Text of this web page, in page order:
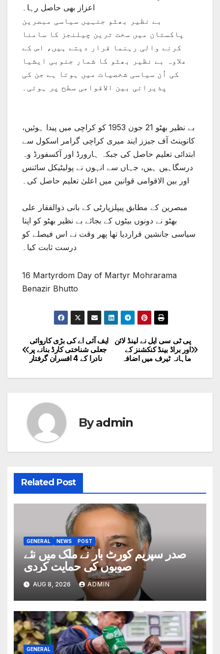
اعزاز بھی حاصل رہا۔
بے نظیر بھٹو جنہیں سیاسی مبصرین
پاکستان میں سخت ترین چیلنجز کا سامنا
کرنے والی رہنما قرار دیتے ہیں، اس کے
علاوہ بے نظیر بھٹو کا شمار جنوبی ایشیا
کی اُن سیاسی شخصیات میں ہوتا ہے جن کی
پذیرائی بین الاقوامی سطح پر ہوئی۔
بے نظیر بھٹو 21 جون 1953 کو کراچی میں پیدا ہوئیں،
کانوینٹ آف جیزز ایند میری کراچی گرامر اسکول سے
ابتدائی تعلیم حاصل کی جبکہ ہارورڈ اور آکسفورڈ وہ
درسگاہیں ہیں، جہاں سے انہوں نے پولیٹیکل سائنس
اور بین الاقوامی قوانین میں اعلیٰ تعلیم حاصل کی۔
مبصرین کے مطابق پیپلزپارٹی کے بانی ذوالفقار علی
بھٹو نے دونوں بیٹوں کے بجائے بے نظیر بھٹو کو اپنا
سیاسی جانشین قراردیا تھا پھر وقت نے اس فیصلے کو
درست ثابت کیا۔
16 Martyrdom Day of Martyr Mohrarama
Benazir Bhutto
Post
navigation
پی ٹی سی ایل نے لینڈ لائن
اور براڈ بینڈ کنکشنز کے
ماہانہ ٹیرف میں اضافہ
ایف آئی اے کی بڑی کاروائی
جعلی شناختی کارڈ بنانے پر
نادرا کے 4 افسران گرفتار
Byadmin
Related Post
GENERAL NEWS POST
صدر سپریم کورٹ بار نے ملک میں نئے
صوبوں کی حمایت کردی
AUG 8, 2026 ADMIN
GENERAL